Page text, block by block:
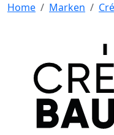
Home Marken